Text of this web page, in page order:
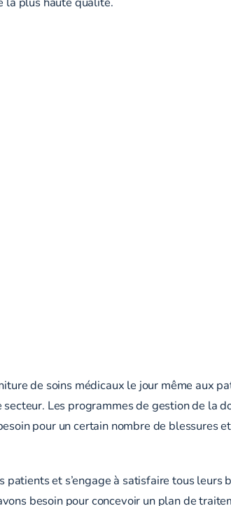
de soins médicaux le jour même aux
Les programmes de gestion de la
pour un certain nombre de blessures
et s’engage à satisfaire tous leurs
besoin pour concevoir un plan de